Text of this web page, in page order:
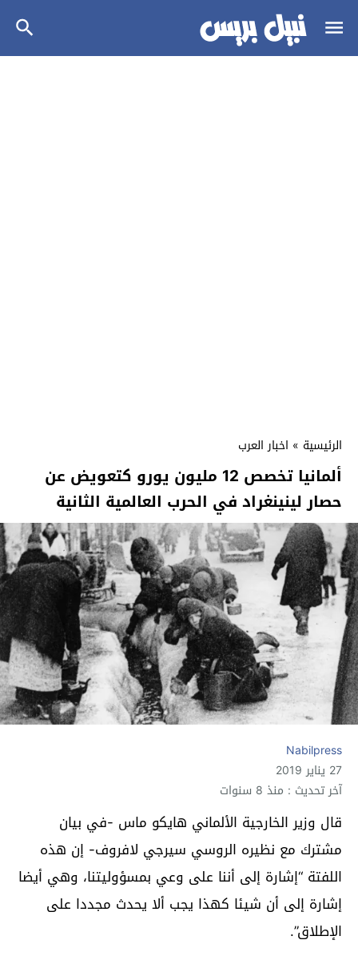
الرئيسية » اخبار العرب
ألمانيا تخصص 12 مليون يورو كتعويض عن
حصار لينينغراد في الحرب العالمية الثانية
Nabilpress
27 يناير 2019
آخر تحديث : منذ 8 سنوات
قال وزير الخارجية الألماني هايكو ماس -في بيان
مشترك مع نظيره الروسي سيرجي لافروف- إن هذه
اللفتة “إشارة إلى أننا على وعي بمسؤوليتنا، وهي أيضا
إشارة إلى أن شيئا كهذا يجب ألا يحدث مجددا على
الإطلاق”.